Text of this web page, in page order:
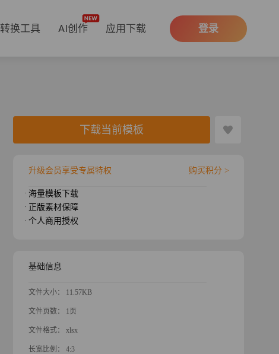
转换工具 AI创作 应用下载 登录
下载当前模板
升级会员享受专属特权 购买积分 >
· 海量模板下载
· 正版素材保障
· 个人商用授权
基础信息
文件大小： 11.57KB
文件页数： 1页
文件格式： xlsx
长宽比例： 4:3